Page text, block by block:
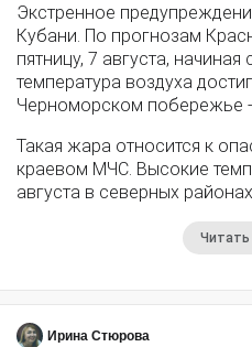
Экстренное
Кубани. По прогнозам
пятницу, 7 августа,
температура воздуха
Черноморском побережье -
Такая жара относится к
краевом МЧС. Высокие
августа в северных
Читать
Ирина Стюрова